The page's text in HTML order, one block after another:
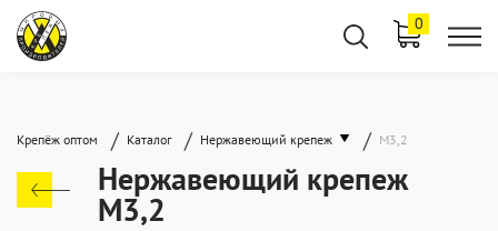
0
Крепёж оптом / Каталог / Нержавеющий крепеж / М3,2
Нержавеющий крепеж
М3,2